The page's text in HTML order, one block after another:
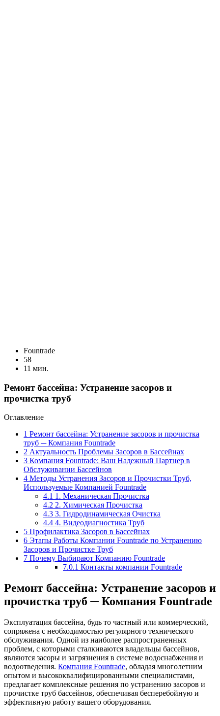
Fоuntrade
58
11 мин.
Ремонт бассейна: Устранение засоров и
прочистка труб
Оглавление
1 Ремонт бассейна: Устранение засоров и прочистка
труб ─ Компания Fountrade
2 Актуальность Проблемы Засоров в Бассейнах
3 Компания Fountrade: Ваш Надежный Партнер в
Обслуживании Бассейнов
4 Методы Устранения Засоров и Прочистки Труб,
Используемые Компанией Fountrade
4.1 1. Механическая Прочистка
4.2 2. Химическая Прочистка
4.3 3. Гидродинамическая Очистка
4.4 4. Видеодиагностика Труб
5 Профилактика Засоров в Бассейнах
6 Этапы Работы Компании Fountrade по Устранению
Засоров и Прочистке Труб
7 Почему Выбирают Компанию Fountrade
7.0.1 Контакты компании Fountrade
Ремонт бассейна: Устранение засоров и
прочистка труб ─ Компания Fountrade
Эксплуатация бассейна, будь то частный или коммерческий,
сопряжена с необходимостью регулярного технического
обслуживания. Одной из наиболее распространенных
проблем, с которыми сталкиваются владельцы бассейнов,
являются засоры и загрязнения в системе водоснабжения и
водоотведения. Компания Fountrade, обладая многолетним
опытом и высококвалифицированными специалистами,
предлагает комплексные решения по устранению засоров и
прочистке труб бассейнов, обеспечивая бесперебойную и
эффективную работу вашего оборудования.